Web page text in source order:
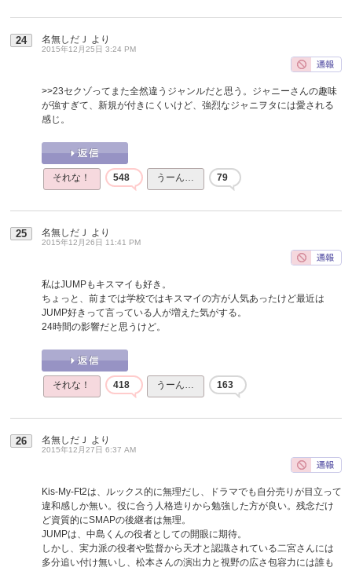
24 名無しだＪ より
2015年12月25日 3:24 PM
>>23セクゾってまた全然違うジャンルだと思う。ジャニーさんの趣味
が強すぎて、新規が付きにくいけど、強烈なジャニヲタには愛される
感じ。
それな！ 548 うーん… 79
25 名無しだＪ より
2015年12月26日 11:41 PM
私はJUMPもキスマイも好き。
ちょっと、前までは学校ではキスマイの方が人気あったけど最近は
JUMP好きって言っている人が増えた気がする。
24時間の影響だと思うけど。
それな！ 418 うーん… 163
26 名無しだＪ より
2015年12月27日 6:37 AM
Kis-My-Ft2は、ルックス的に無理だし、ドラマでも自分売りが目立って
違和感しか無い。役に合う人格造りから勉強した方が良い。残念だけ
ど資質的にSMAPの後継者は無理。
JUMPは、中島くんの役者としての開眼に期待。
しかし、実力派の役者や監督から天才と認識されている二宮さんには
多分追い付け無いし、松本さんの演出力と視野の広さ包容力には誰も